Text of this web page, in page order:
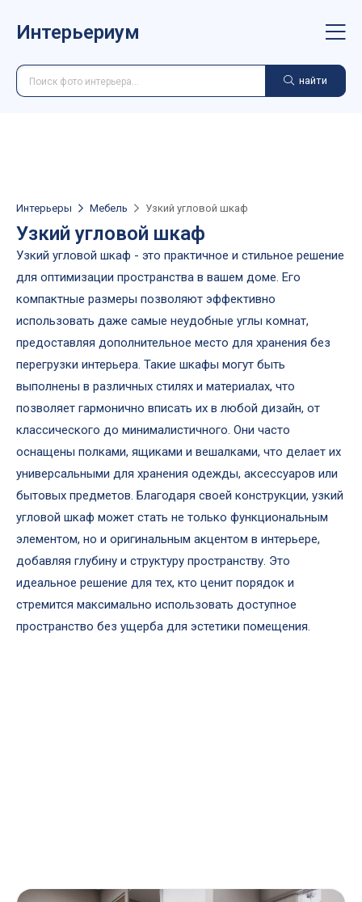
Интерьериум
найти
Интерьеры Мебель Узкий угловой шкаф
Узкий угловой шкаф
Узкий угловой шкаф - это практичное и стильное решение
для оптимизации пространства в вашем доме. Его
компактные размеры позволяют эффективно
использовать даже самые неудобные углы комнат,
предоставляя дополнительное место для хранения без
перегрузки интерьера. Такие шкафы могут быть
выполнены в различных стилях и материалах, что
позволяет гармонично вписать их в любой дизайн, от
классического до минималистичного. Они часто
оснащены полками, ящиками и вешалками, что делает их
универсальными для хранения одежды, аксессуаров или
бытовых предметов. Благодаря своей конструкции, узкий
угловой шкаф может стать не только функциональным
элементом, но и оригинальным акцентом в интерьере,
добавляя глубину и структуру пространству. Это
идеальное решение для тех, кто ценит порядок и
стремится максимально использовать доступное
пространство без ущерба для эстетики помещения.